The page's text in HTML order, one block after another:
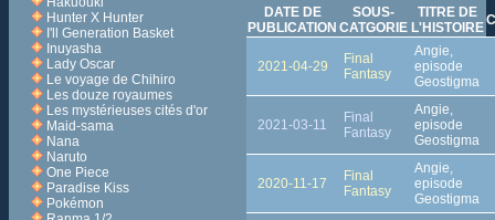
Hunter X Hunter
I'll Generation Basket
Inuyasha
Lady Oscar
Le voyage de Chihiro
Les douze royaumes
Les mystérieuses cités d'or
Maid-sama
Nana
Naruto
One Piece
Paradise Kiss
Pokémon
DATE DE
PUBLICATION
SOUS-
CATGORIE
TITRE DE
L'HISTOIRE
2021-04-29
Final
Fantasy
Angie,
episode
Geostigma
2021-03-11
Final
Fantasy
Angie,
episode
Geostigma
2020-11-17
Final
Fantasy
Angie,
episode
Geostigma